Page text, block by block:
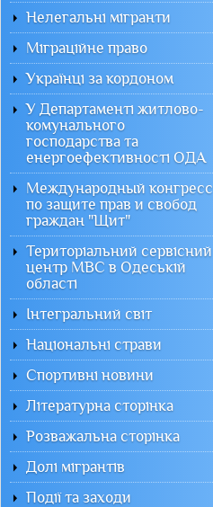
Нелегальні мігранти
Міграційне право
Українці за кордоном
У Департаменті житлово-
комунального
господарства та
енергоефективності ОДА
Международный конгресс
по защите прав и свобод
граждан "Щит"
Територіальний сервісний
центр МВС в Одеській
області
Інтегральний світ
Національні страви
Спортивні новини
Літературна сторінка
Розважальна сторінка
Долі мігрантів
Події та заходи